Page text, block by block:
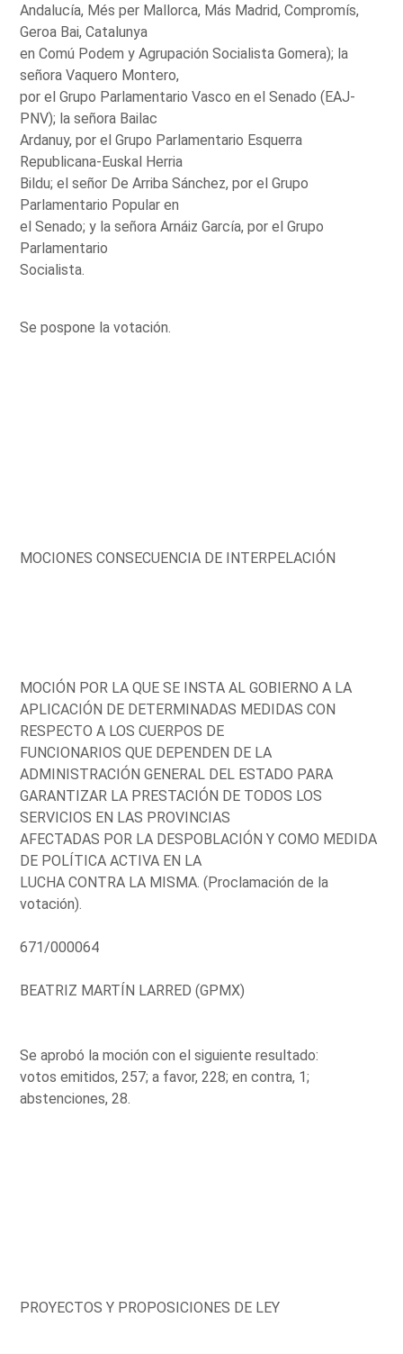
Andalucía, Més per Mallorca, Más Madrid, Compromís,
Geroa Bai, Catalunya
en Comú Podem y Agrupación Socialista Gomera); la
señora Vaquero Montero,
por el Grupo Parlamentario Vasco en el Senado (EAJ-
PNV); la señora Bailac
Ardanuy, por el Grupo Parlamentario Esquerra
Republicana-Euskal Herria
Bildu; el señor De Arriba Sánchez, por el Grupo
Parlamentario Popular en
el Senado; y la señora Arnáiz García, por el Grupo
Parlamentario
Socialista.
Se pospone la votación.
MOCIONES CONSECUENCIA DE INTERPELACIÓN
MOCIÓN POR LA QUE SE INSTA AL GOBIERNO A LA
APLICACIÓN DE DETERMINADAS MEDIDAS CON
RESPECTO A LOS CUERPOS DE
FUNCIONARIOS QUE DEPENDEN DE LA
ADMINISTRACIÓN GENERAL DEL ESTADO PARA
GARANTIZAR LA PRESTACIÓN DE TODOS LOS
SERVICIOS EN LAS PROVINCIAS
AFECTADAS POR LA DESPOBLACIÓN Y COMO MEDIDA
DE POLÍTICA ACTIVA EN LA
LUCHA CONTRA LA MISMA. (Proclamación de la
votación).
671/000064
BEATRIZ MARTÍN LARRED (GPMX)
Se aprobó la moción con el siguiente resultado:
votos emitidos, 257; a favor, 228; en contra, 1;
abstenciones, 28.
PROYECTOS Y PROPOSICIONES DE LEY